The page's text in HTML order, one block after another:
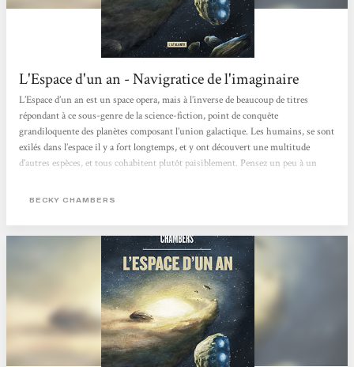
L'Espace d'un an - Navigratice de l'imaginaire
L’Espace d’un an est un space opera, mais à l’inverse de beaucoup de titres
répondant à ce sous-genre de la science-fiction, point de conquête
grandiloquente des planètes composant l’union galactique. Les humains, se sont
exilés dans l’espace il y a fort longtemps, et y ont découvert une multitude
d’autres espèces, et tous cohabitent plutôt paisiblement. Pensez un peu à un
derniers puissent encore être présents). Dans ce premier tome de la quadrilogie,
BECKY CHAMBERS